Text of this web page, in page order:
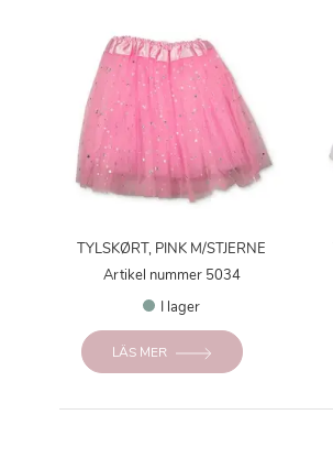
TYLSKØRT, PINK M/STJERNE
Artikel nummer 5034
I lager
LÄS MER